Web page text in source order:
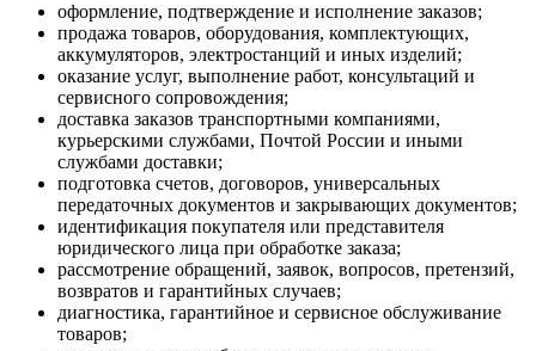
оформление, подтверждение и исполнение заказов;
продажа товаров, оборудования, комплектующих,
аккумуляторов, электростанций и иных изделий;
оказание услуг, выполнение работ, консультаций и
сервисного сопровождения;
доставка заказов транспортными компаниями,
курьерскими службами, Почтой России и иными
службами доставки;
подготовка счетов, договоров, универсальных
передаточных документов и закрывающих документов;
идентификация покупателя или представителя
юридического лица при обработке заказа;
рассмотрение обращений, заявок, вопросов, претензий,
возвратов и гарантийных случаев;
диагностика, гарантийное и сервисное обслуживание
товаров;